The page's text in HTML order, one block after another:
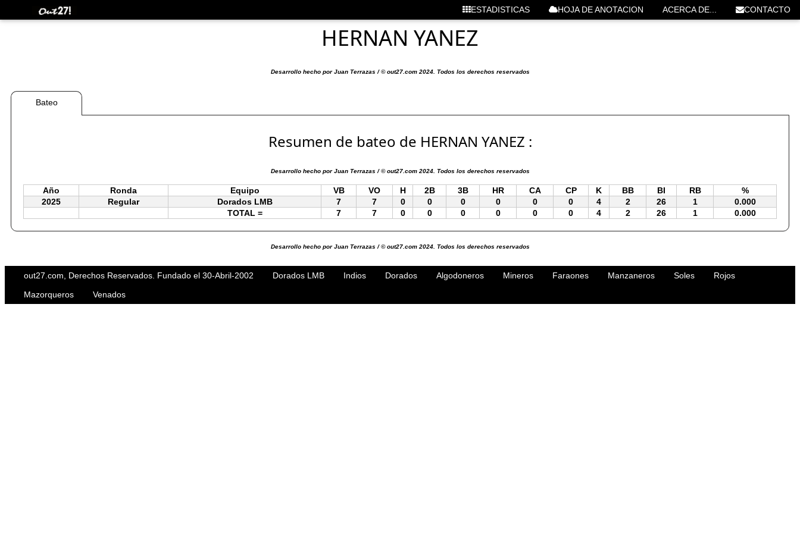
ESTADISTICAS HOJA DE ANOTACION ACERCA DE... CONTACTO
HERNAN YANEZ
Desarrollo hecho por Juan Terrazas / © out27.com 2024. Todos los derechos reservados
Bateo
Resumen de bateo de HERNAN YANEZ :
Desarrollo hecho por Juan Terrazas / © out27.com 2024. Todos los derechos reservados
Año Ronda Equipo VB VO H 2B 3B HR CA CP K BB BI RB
%
2025
Regular Dorados LMB 7 7 0 0 0 0 0 0 4 2 26 1
0.000
TOTAL =
7 7 0 0 0 0 0 0 4 2 26 1 0.000
Desarrollo hecho por Juan Terrazas / © out27.com 2024. Todos los derechos reservados
out27.com, Derechos Reservados. Fundado el 30-Abril-2002 Dorados LMB Indios Dorados Algodoneros Mineros Faraones Manzaneros Soles
Rojos
Mazorqueros
Venados